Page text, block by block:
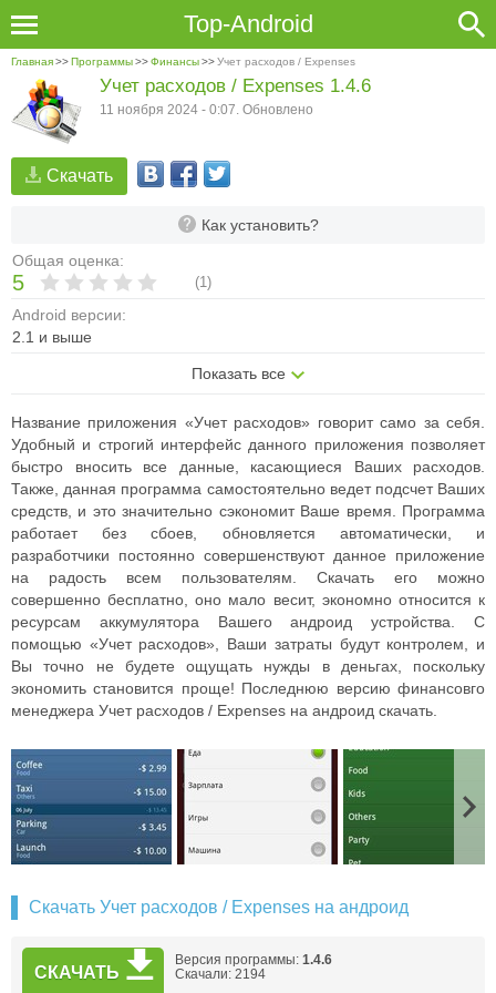
Top-Android
Главная>>Программы>>Финансы>>Учет расходов / Expenses
Скачать
Как установить?
Общая оценка:
5 (1)
Android версии:
2.1 и выше
Показать все
Учет расходов / Expenses 1.4.6
11 ноября 2024 - 0:07. Обновлено
Название приложения «Учет расходов» говорит само за себя.
Удобный и строгий интерфейс данного приложения позволяет
быстро вносить все данные, касающиеся Ваших расходов.
Также, данная программа самостоятельно ведет подсчет Ваших
средств, и это значительно сэкономит Ваше время. Программа
работает без сбоев, обновляется автоматически, и
разработчики постоянно совершенствуют данное приложение
на радость всем пользователям. Скачать его можно
совершенно бесплатно, оно мало весит, экономно относится к
ресурсам аккумулятора Вашего андроид устройства. С
помощью «Учет расходов», Ваши затраты будут контролем, и
Вы точно не будете ощущать нужды в деньгах, поскольку
экономить становится проще! Последнюю версию финансовго
менеджера Учет расходов / Expenses на андроид скачать.
Скачать Учет расходов / Expenses на андроид
СКАЧАТЬ
Версия программы: 1.4.6
Скачали: 2194